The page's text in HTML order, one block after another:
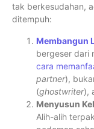
tak berkesudahan,
ditempuh:
Membangun
bergeser dari
cara
partner),
(ghostwriter),
Menyusun
Alih-alih